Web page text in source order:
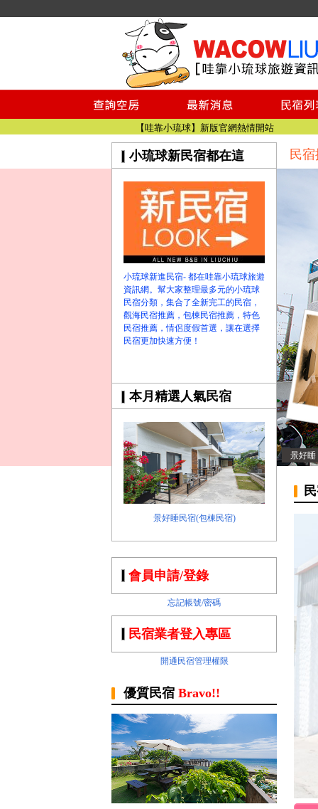
小琉球民宿空房
小琉球民宿
小琉球民宿推薦
【小琉球民宿特約】東港停車場!!看這邊
小琉球民宿 最完整的旅遊資訊都在這
【哇靠小琉球】新版官網熱情開站
【哇靠小琉球粉絲團】即時動態!!
小琉球民宿空房
小琉球民宿
小琉球民宿推薦
【小琉球民宿特約】東港停車場!!看這邊
小琉球民宿 最完整的旅遊資訊都在這
【哇靠小琉球】新版官網熱情開站
【哇靠小琉球粉絲團】即時動態!!
小琉球新民宿都在這
小琉球新進民宿- 都在哇靠小琉球旅遊
資訊網。幫大家整理最多元的小琉球
民宿分類，集合了全新完工的民宿，
觀海民宿推薦，包棟民宿推薦，特色
民宿推薦，情侶度假首選，讓在選擇
民宿更加快速方便！
本月精選人氣民宿
景好睡民宿(包棟民宿)
景好睡
民
會員申請/登錄
忘記帳號/密碼
民宿業者登入專區
開通民宿管理權限
優質民宿 Bravo!!